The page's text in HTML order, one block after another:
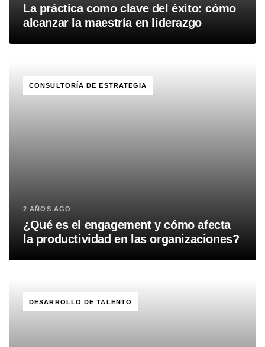
La práctica como clave del éxito: cómo
alcanzar la maestría en liderazgo
CONSULTORÍA DE ESTRATEGIA
2 AÑOS AGO
¿Qué es el engagement y cómo afecta
la productividad en las organizaciones?
DESARROLLO DE TALENTO